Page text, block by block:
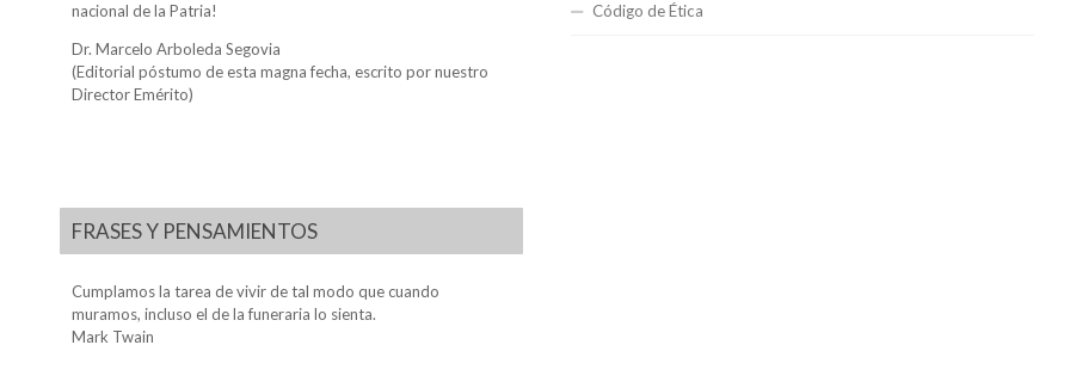
nacional de la Patria!
Dr. Marcelo Arboleda Segovia
(Editorial póstumo de esta magna fecha, escrito por nuestro
Director Emérito)
FRASES Y PENSAMIENTOS
Cumplamos la tarea de vivir de tal modo que cuando
muramos, incluso el de la funeraria lo sienta.
Mark Twain
Código de Ética